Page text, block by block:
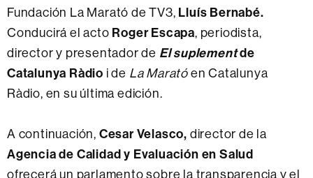
Fundación La Marató de TV3, Lluís Bernabé.
Conducirá el acto Roger Escapa, periodista,
director y presentador de El suplementde
Catalunya Ràdio i de La Marató en Catalunya
Ràdio, en su última edición.
A continuación, Cesar Velasco, director de la
Agencia de Calidad y Evaluación en Salud
ofrecerá un parlamento sobre la transparencia y el